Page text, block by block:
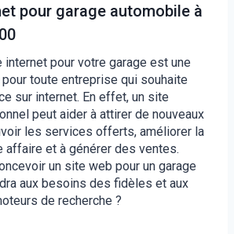
pour garage automobile à
internet pour votre garage est une
toute entreprise qui souhaite
sur internet. En effet, un site
peut aider à attirer de nouveaux
les services offerts, améliorer la
et à générer des ventes.
un site web pour un garage
aux besoins des fidèles et aux
de recherche ?